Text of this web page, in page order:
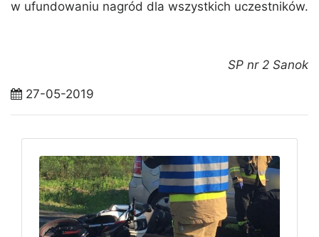
w ufundowaniu nagród dla wszystkich uczestników.
SP nr 2 Sanok
27-05-2019